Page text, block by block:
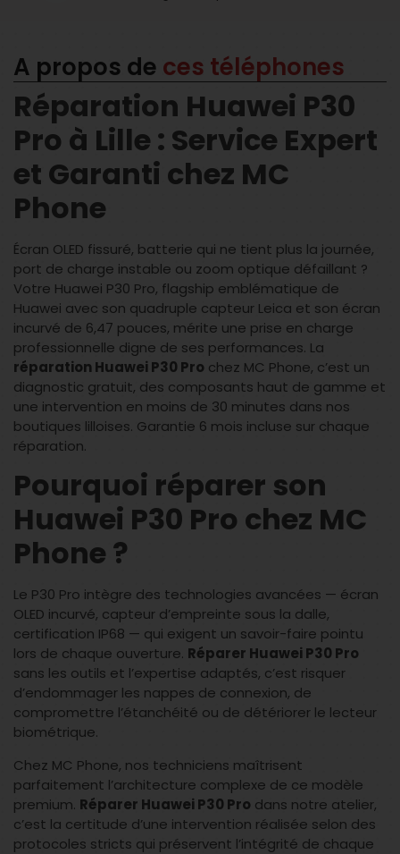
A propos de ces téléphones
Réparation Huawei P30
Pro à Lille : Service Expert
et Garanti chez MC
Phone
Écran OLED fissuré, batterie qui ne tient plus la journée,
port de charge instable ou zoom optique défaillant ?
Votre Huawei P30 Pro, flagship emblématique de
Huawei avec son quadruple capteur Leica et son écran
incurvé de 6,47 pouces, mérite une prise en charge
professionnelle digne de ses performances. La
réparation Huawei P30 Pro chez MC Phone, c’est un
diagnostic gratuit, des composants haut de gamme et
une intervention en moins de 30 minutes dans nos
boutiques lilloises. Garantie 6 mois incluse sur chaque
réparation.
Pourquoi réparer son
Huawei P30 Pro chez MC
Phone ?
Le P30 Pro intègre des technologies avancées — écran
OLED incurvé, capteur d’empreinte sous la dalle,
certification IP68 — qui exigent un savoir-faire pointu
lors de chaque ouverture. Réparer Huawei P30 Pro
sans les outils et l’expertise adaptés, c’est risquer
d’endommager les nappes de connexion, de
compromettre l’étanchéité ou de détériorer le lecteur
biométrique.
Chez MC Phone, nos techniciens maîtrisent
parfaitement l’architecture complexe de ce modèle
premium. Réparer Huawei P30 Pro dans notre atelier,
c’est la certitude d’une intervention réalisée selon des
protocoles stricts qui préservent l’intégrité de chaque